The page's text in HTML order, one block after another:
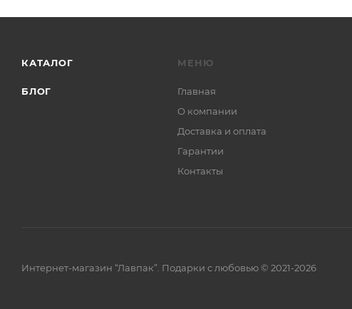
КАТАЛОГ
БЛОГ
МЕНЮ
Главная
О компании
Доставка и оплата
Гарантии
Контакты
Интернет-магазин “Лавпак”. Подарки с любовью © 2021-2026